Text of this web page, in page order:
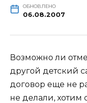
ОБНОВЛЕНО
06.08.2007
Возможно ли
другой детский
договор еще не
не делали, хотим